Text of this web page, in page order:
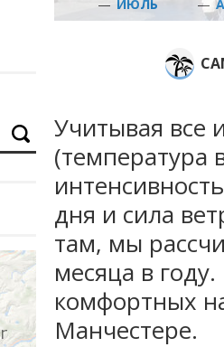
— ИЮЛЬ —
Учитывая все
(температура
дня и сила
там, мы
месяца в
комфортных
Манчестере.